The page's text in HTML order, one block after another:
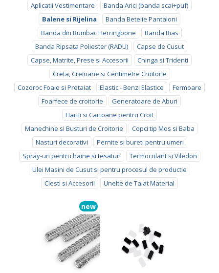
Aplicatii Vestimentare
Banda Arici (banda scai+puf)
Balene si Rijelina
Banda Betelie Pantaloni
Banda din Bumbac Herringbone
Banda Bias
Banda Ripsata Poliester (RADU)
Capse de Cusut
Capse, Matrite, Prese si Accesorii
Chinga si Tridenti
Creta, Creioane si Centimetre Croitorie
Cozoroc Foaie si Pretaiat
Elastic - Benzi Elastice
Fermoare
Foarfece de croitorie
Generatoare de Aburi
Hartii si Cartoane pentru Croit
Manechine si Busturi de Croitorie
Copci tip Mos si Baba
Nasturi decorativi
Pernite si bureti pentru umeri
Spray-uri pentru haine si tesaturi
Termocolant si Viledon
Ulei Masini de Cusut si pentru procesul de productie
Clesti si Accesorii
Unelte de Taiat Material
new